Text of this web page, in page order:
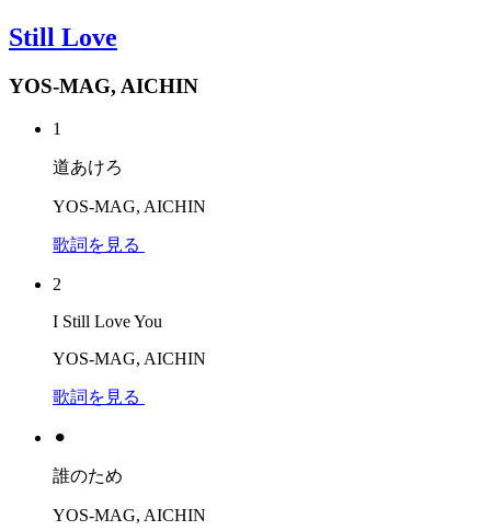
Still Love
YOS-MAG, AICHIN
1
道あけろ
YOS-MAG, AICHIN
歌詞を見る
2
I Still Love You
YOS-MAG, AICHIN
歌詞を見る
⚫︎
誰のため
YOS-MAG, AICHIN